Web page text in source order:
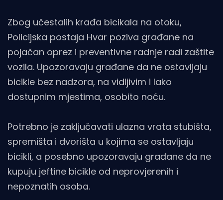
Zbog učestalih krađa bicikala na otoku,
Policijska postaja Hvar poziva građane na
pojačan oprez i preventivne radnje radi zaštite
vozila. Upozoravaju građane da ne ostavljaju
bicikle bez nadzora, na vidljivim i lako
dostupnim mjestima, osobito noću.
Potrebno je zaključavati ulazna vrata stubišta,
spremišta i dvorišta u kojima se ostavljaju
bicikli, a posebno upozoravaju građane da ne
kupuju jeftine bicikle od neprovjerenih i
nepoznatih osoba.